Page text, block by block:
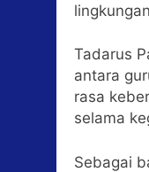
Tadarus
antara
rasa
selama
Sebagai